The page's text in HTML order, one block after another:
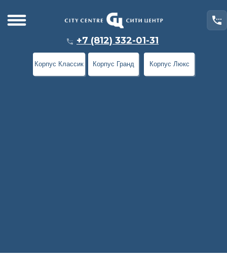
Корпус Гранд Корпус Люкс
Корпус Классик
+7 (812) 332-01-31